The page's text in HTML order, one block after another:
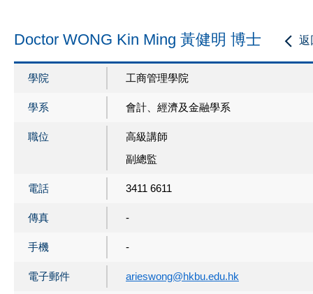
返
Doctor WONG Kin Ming 黃健明 博士
學院 工商管理學院
學系 會計、經濟及金融學系
職位
高級講師
副總監
電話 3411 6611
傳真 -
手機 -
電子郵件 arieswong@hkbu.edu.hk